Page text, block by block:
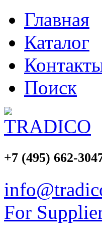
Главная
Каталог
Поиск
+7 (495) 662-
For